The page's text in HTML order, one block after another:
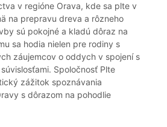
v regióne Orava, kde sa plte v
na prepravu dreva a rôzneho
sú pokojné a kladú dôraz na
sa hodia nielen pre rodiny s
záujemcov o oddych v spojení s
Spoločnosť Plte
zážitok spoznávania
s dôrazom na pohodlie